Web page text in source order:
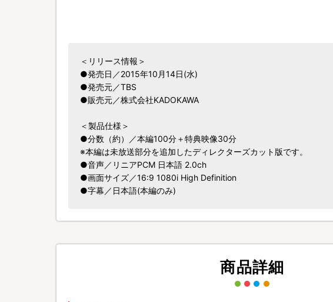
＜リリース情報＞
●発売日／2015年10月14日(水)
●発売元／TBS
●販売元／株式会社KADOKAWA
＜製品仕様＞
●分数（約）／本編100分＋特典映像30分
※本編は未放送部分を追加したディレクターズカット版です。
●音声／リニアPCM 日本語 2.0ch
●画面サイズ／16:9 1080i High Definition
●字幕／日本語(本編のみ)
商品詳細